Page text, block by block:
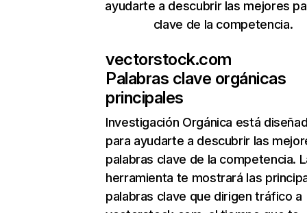
ayudarte a descubrir las mejores
clave de la competencia.
vectorstock.com
Palabras clave orgánicas
principales
Investigación Orgánica está
para ayudarte a descubrir las
palabras clave de la competencia.
herramienta te mostrará las
palabras clave que dirigen tráfico a